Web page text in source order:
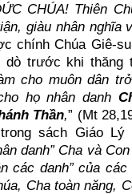
CHÚA! Thiên
giàu nhân nghĩa
chính Chúa Giê-
trước khi thăng
cho muôn dân
họ nhân danh
Thần,” (Mt
sách Giáo Lý
danh” Cha và
các danh” của
Cha toàn năng,